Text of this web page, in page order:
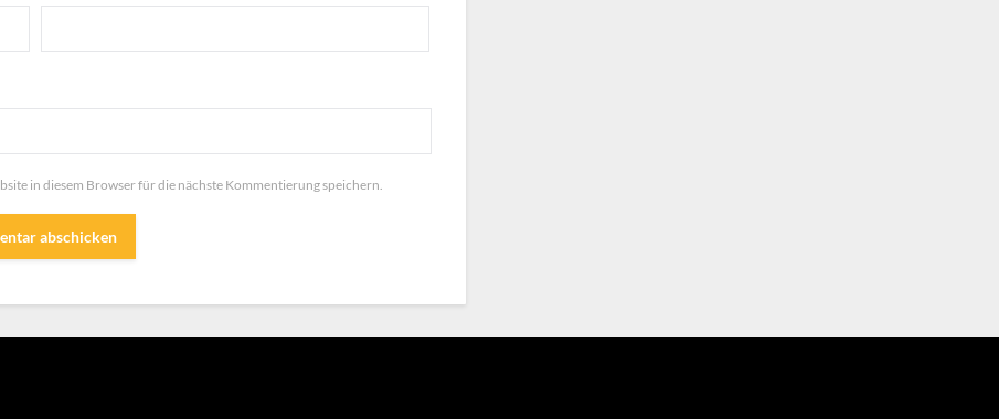
in diesem Browser für die nächste Kommentierung speichern.